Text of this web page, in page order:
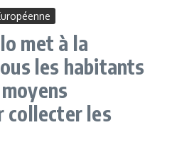
met à la
les habitants
collecter les